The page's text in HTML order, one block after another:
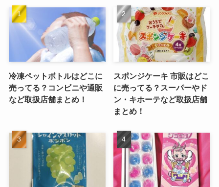
冷凍ペットボトルはどこに
売ってる？コンビニや通販
など取扱店舗まとめ！
スポンジケーキ 市販はどこ
に売ってる？スーパーやド
ン・キホーテなど取扱店舗
まとめ！